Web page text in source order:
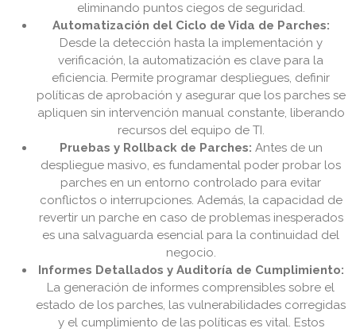
eliminando puntos ciegos de seguridad.
Automatización del Ciclo de Vida de Parches:
Desde la detección hasta la implementación y
verificación, la automatización es clave para la
eficiencia. Permite programar despliegues, definir
políticas de aprobación y asegurar que los parches se
apliquen sin intervención manual constante, liberando
recursos del equipo de TI.
Pruebas y Rollback de Parches: Antes de un
despliegue masivo, es fundamental poder probar los
parches en un entorno controlado para evitar
conflictos o interrupciones. Además, la capacidad de
revertir un parche en caso de problemas inesperados
es una salvaguarda esencial para la continuidad del
negocio.
Informes Detallados y Auditoría de Cumplimiento:
La generación de informes comprensibles sobre el
estado de los parches, las vulnerabilidades corregidas
y el cumplimiento de las políticas es vital. Estos